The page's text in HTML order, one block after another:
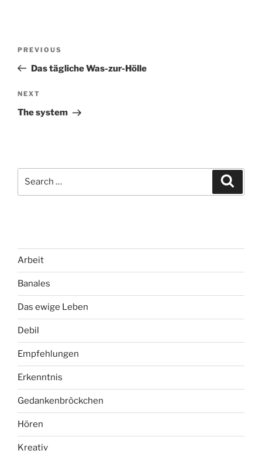
Previous
Post
PREVIOUS
Das tägliche Was-zur-Hölle
Next
Post
NEXT
The system
Arbeit
Banales
Das ewige Leben
Debil
Empfehlungen
Erkenntnis
Gedankenbröckchen
Hören
Kreativ